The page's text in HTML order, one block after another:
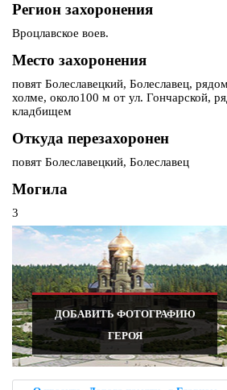
Регион захоронения
Вроцлавское воев.
Место захоронения
повят Болеславецкий, Болеславец,
холме, около100 м от ул. Гончарской,
кладбищем
Откуда перезахоронен
повят Болеславецкий, Болеславец
Могила
3
ДОБАВИТЬ ФОТОГРАФИЮ
ГЕРОЯ